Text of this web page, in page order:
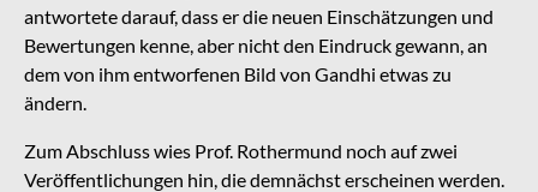
antwortete darauf, dass er die neuen Einschätzungen und
Bewertungen kenne, aber nicht den Eindruck gewann, an
dem von ihm entworfenen Bild von Gandhi etwas zu
ändern.
Zum Abschluss wies Prof. Rothermund noch auf zwei
Veröffentlichungen hin, die demnächst erscheinen werden.